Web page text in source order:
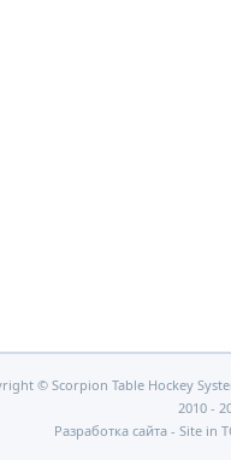
© Scorpion Table Hockey
2010 -
Разработка сайта - Site in